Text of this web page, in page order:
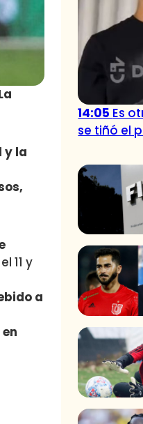
y la
11 y
a
14:05 Es
se tiñó el